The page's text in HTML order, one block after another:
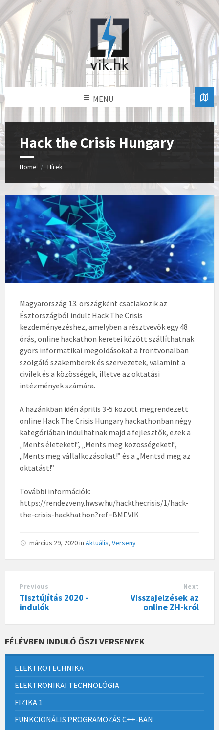
MENU
Hack the Crisis Hungary
Home Hírek
Magyarország 13. országként csatlakozik az
Észtországból indult Hack The Crisis
kezdeményezéshez, amelyben a résztvevők egy 48
órás, online hackathon keretei között szállíthatnak
gyors informatikai megoldásokat a frontvonalban
szolgáló szakemberek és szervezetek, valamint a
civilek és a közösségek, illetve az oktatási
intézmények számára.
A hazánkban idén április 3-5 között megrendezett
online Hack The Crisis Hungary hackathonban négy
kategóriában indulhatnak majd a fejlesztők, ezek a
„Ments életeket!”, „Ments meg közösségeket!”,
„Ments meg vállalkozásokat!” és a „Mentsd meg az
oktatást!”
További információk:
https://rendezveny.hwsw.hu/hackthecrisis/1/hack-
the-crisis-hackhathon?ref=BMEVIK
március 29, 2020in Aktuális, Verseny
Previous
Tisztújítás 2020 -
indulók
Next
Visszajelzések az
online ZH-król
FÉLÉVBEN INDULÓ ŐSZI VERSENYEK
ELEKTROTECHNIKA
ELEKTRONIKAI TECHNOLÓGIA
FIZIKA 1
FUNKCIONÁLIS PROGRAMOZÁS C++-BAN